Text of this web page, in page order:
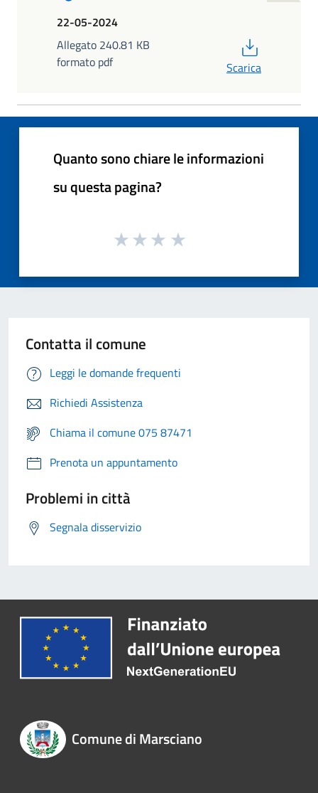
22-05-2024
Allegato 240.81 KB
formato pdf
Scarica
Quanto sono chiare le informazioni
su questa pagina?
Contatta il comune
Leggi le domande frequenti
Richiedi Assistenza
Chiama il comune 075 87471
Prenota un appuntamento
Problemi in città
Segnala disservizio
Comune di Marsciano